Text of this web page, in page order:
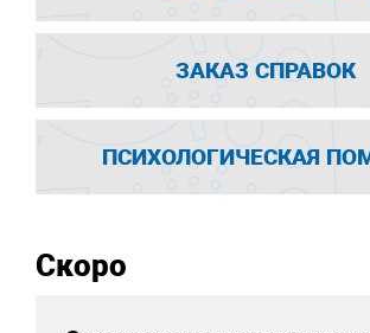
ЗАКАЗ СПРАВОК
ПСИХОЛОГИЧЕСКАЯ
Скоро